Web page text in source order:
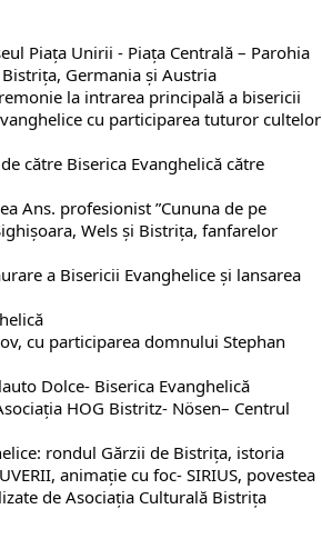
Piaţa Unirii - Piaţa Centrală – Parohia
Germania și Austria
la intrarea principală a bisericii
cu participarea tuturor cultelor
către Biserica Evanghelică către
Ans. profesionist ”Cununa de pe
Wels și Bistrița, fanfarelor
a Bisericii Evanghelice și lansarea
cu participarea domnului Stephan
Dolce- Biserica Evanghelică
HOG Bistritz- Nösen– Centrul
rondul Gărzii de Bistrița, istoria
animație cu foc- SIRIUS, povestea
de Asociația Culturală Bistrița